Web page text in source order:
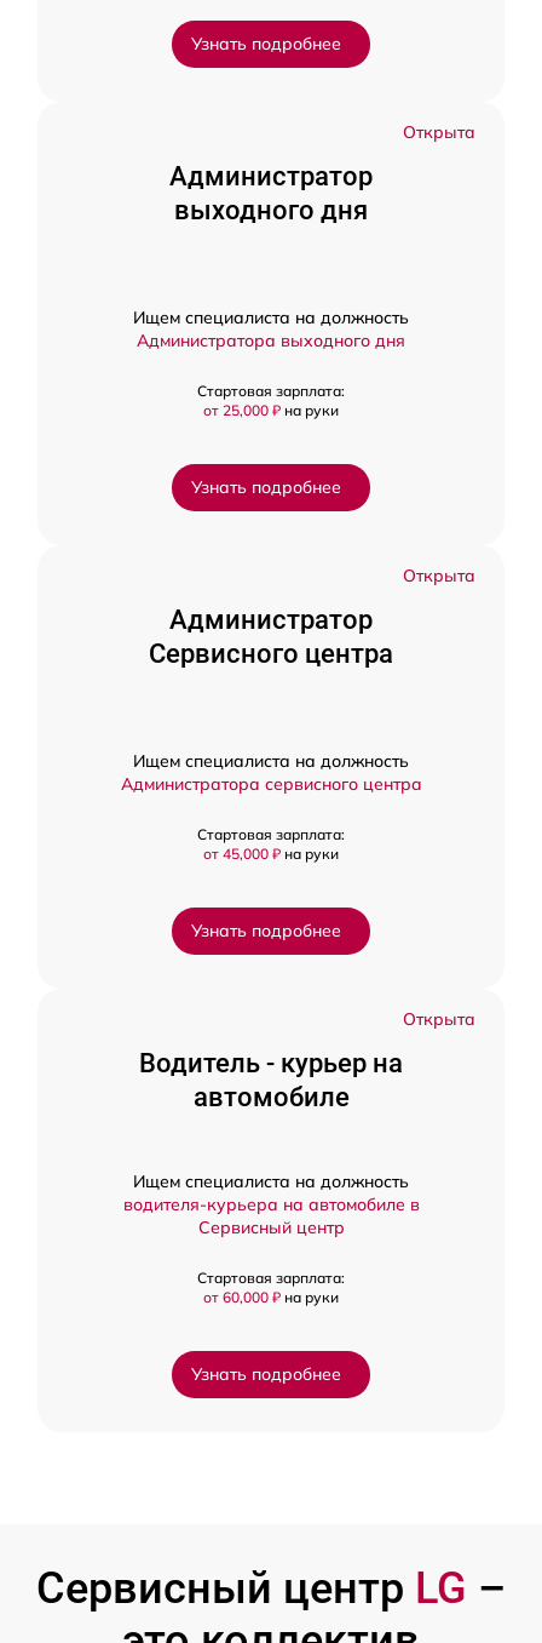
Узнать подробнее
Открыта
Администратор
выходного дня
Ищем специалиста на должность
Администратора выходного дня
Стартовая зарплата:
от 25,000 ₽ на руки
Узнать подробнее
Открыта
Администратор
Сервисного центра
Ищем специалиста на должность
Администратора сервисного центра
Стартовая зарплата:
от 45,000 ₽ на руки
Узнать подробнее
Открыта
Водитель - курьер на
автомобиле
Ищем специалиста на должность
водителя-курьера на автомобиле в
Сервисный центр
Стартовая зарплата:
от 60,000 ₽ на руки
Узнать подробнее
Сервисный центр LG –